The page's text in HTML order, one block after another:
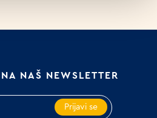
NAŠ NEWSLETTER
Prijavi se